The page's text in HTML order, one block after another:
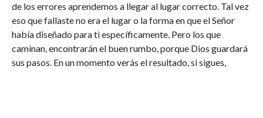
de los errores aprendemos a llegar al lugar correcto. Tal vez
eso que fallaste no era el lugar o la forma en que el Señor
había diseñado para ti específicamente. Pero los que
caminan, encontrarán el buen rumbo, porque Dios guardará
sus pasos. En un momento verás el resultado, si sigues,